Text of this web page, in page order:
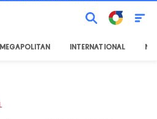
MEGAPOLITAN INTERNATIONAL